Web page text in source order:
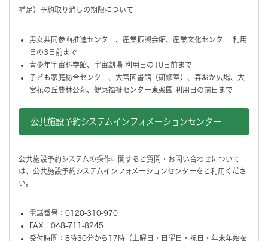
補足）予約取り消しの期限について
男女共同参画推進センター、産業振興会館、産業文化センター 利用
日の3日前まで
青少年宇宙科学館、宇宙劇場 利用日の10日前まで
子ども家庭総合センター、大宮図書館（研修室）、春おか広場、大
宮花の丘農林公苑、健康福祉センター東楽園 利用日の前日まで
公共施設予約システムインフォメーションセンター
公共施設予約システムの操作に関するご質問・お問い合わせについて
は、公共施設予約システムインフォメーションセンターをご利用くださ
い。
電話番号：0120-310-970
FAX：048-711-8245
受付時間：8時30分から17時（土曜日・日曜日・祝日・年末年始を